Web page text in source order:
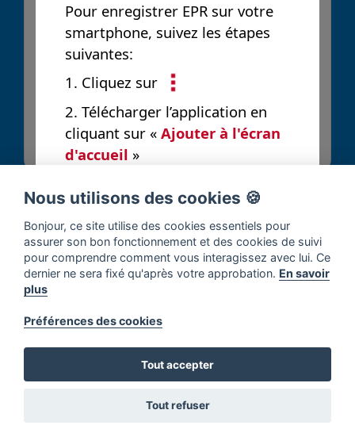
Envoyer
Pour enregistrer EPR sur votre
smartphone, suivez les étapes
suivantes:
1. Cliquez sur
2. Télécharger l’application en
cliquant sur « Ajouter à l'écran
d'accueil »
Nous utilisons des cookies 🍪
Bonjour, ce site utilise des cookies essentiels pour
assurer son bon fonctionnement et des cookies de suivi
pour comprendre comment vous interagissez avec lui. Ce
dernier ne sera fixé qu'après votre approbation. En savoir
plus
Préférences des cookies
Tout accepter
Tout refuser